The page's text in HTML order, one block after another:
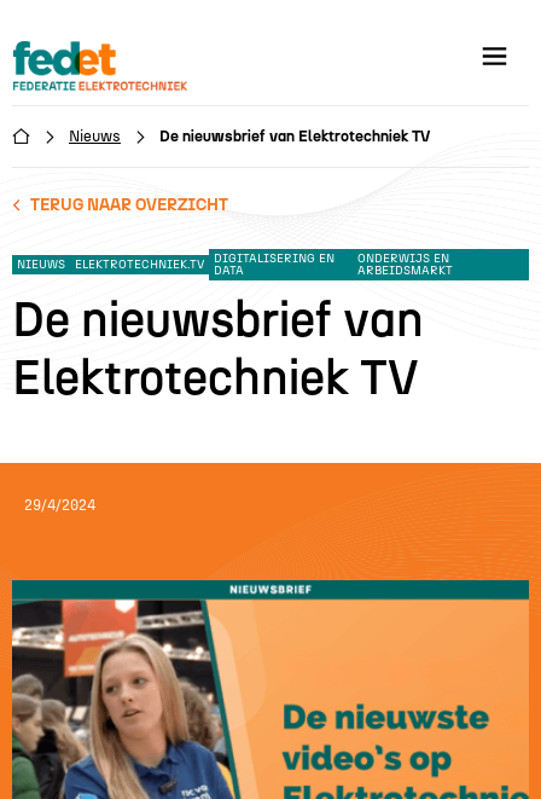
 Nieuws De nieuwsbrief van Elektrotechniek TV
TERUG NAAR OVERZICHT
NIEUWS ELEKTROTECHNIEK.TV DIGITALISERING EN
DATA
ONDERWIJS EN
ARBEIDSMARKT
De nieuwsbrief van
Elektrotechniek TV
29/4/2024